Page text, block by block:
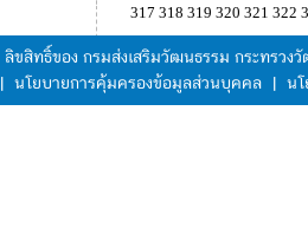
317 318 319 320 321 322
ลิขสิทธิ์ของ กรมส่งเสริมวัฒนธรรม กระทรว
| นโยบายการคุ้มครองข้อมูลส่วนบุคคล | น